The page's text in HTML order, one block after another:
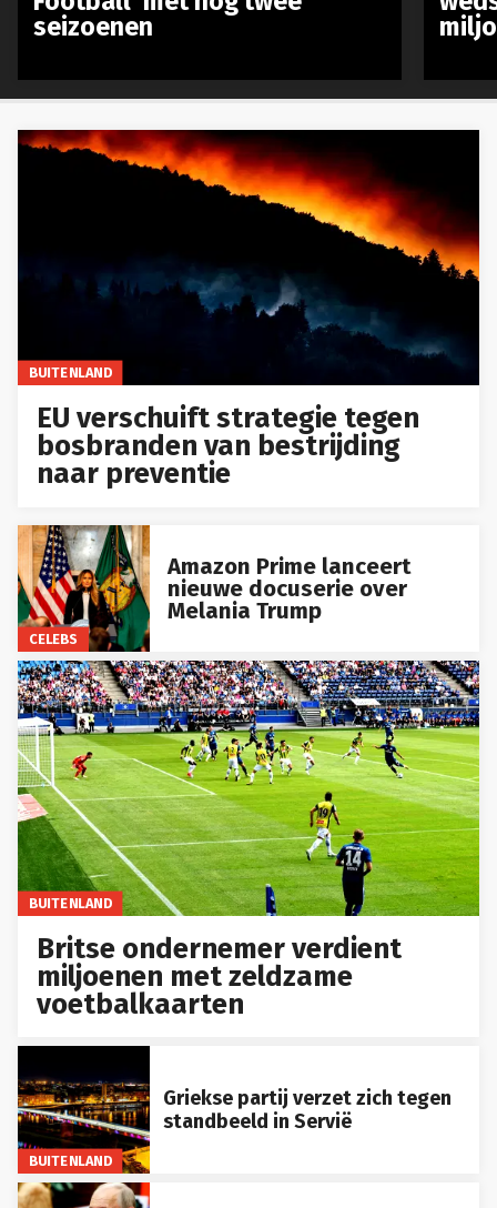
BUITENLAND
EU verschuift strategie tegen
bosbranden van bestrijding
naar preventie
CELEBS
Amazon Prime lanceert
nieuwe docuserie over
Melania Trump
BUITENLAND
Britse ondernemer verdient
miljoenen met zeldzame
voetbalkaarten
BUITENLAND
Griekse partij verzet zich tegen
standbeeld in Servië
seizoenen